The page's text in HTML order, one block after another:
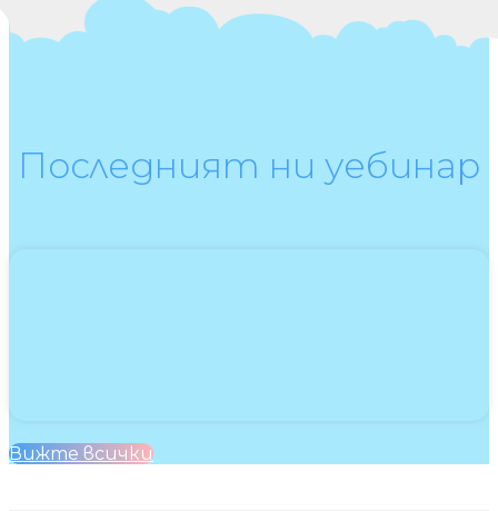
Последният ни уебинар
Вижте всички